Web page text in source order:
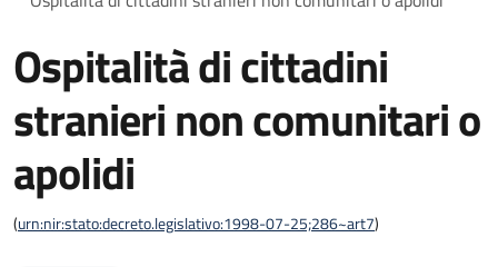
Ospitalità di cittadini
stranieri non comunitari o
apolidi
(urn:nir:stato:decreto.legislativo:1998-07-25;286~art7)